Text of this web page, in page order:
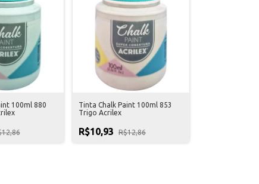
100ml 880
Tinta Chalk Paint 100ml 853
Trigo Acrilex
R$10,93 R$12,86